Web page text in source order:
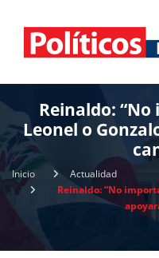
Reinaldo:
Leonel o
Inicio
Actualidad
Reinaldo: “No